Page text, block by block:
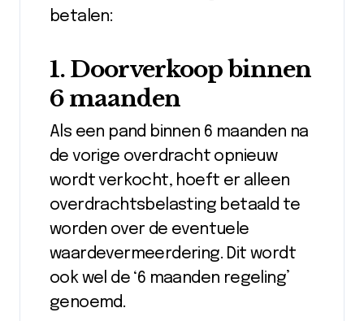
betalen:
1. Doorverkoop binnen
6 maanden
Als een pand binnen 6 maanden na
de vorige overdracht opnieuw
wordt verkocht, hoeft er alleen
overdrachtsbelasting betaald te
worden over de eventuele
waardevermeerdering. Dit wordt
ook wel de ‘6 maanden regeling’
genoemd.